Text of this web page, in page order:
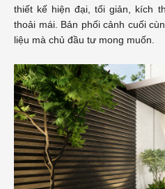
thiết kế hiện đại, tối giản, kích
thoải mái. Bản phối cảnh cuối
liệu mà chủ đầu tư mong muốn.